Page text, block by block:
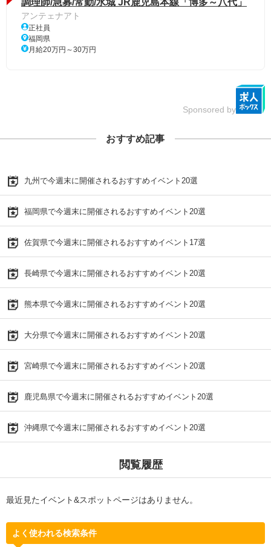
アンテェナアト
正社員
福岡県
月給20万円～30万円
Sponsored by
おすすめ記事
九州で今週末に開催されるおすすめイベント20選
福岡県で今週末に開催されるおすすめイベント20選
佐賀県で今週末に開催されるおすすめイベント17選
長崎県で今週末に開催されるおすすめイベント20選
熊本県で今週末に開催されるおすすめイベント20選
大分県で今週末に開催されるおすすめイベント20選
宮崎県で今週末に開催されるおすすめイベント20選
鹿児島県で今週末に開催されるおすすめイベント20選
沖縄県で今週末に開催されるおすすめイベント20選
閲覧履歴
最近見たイベント&スポットページはありません。
よく使われる検索条件